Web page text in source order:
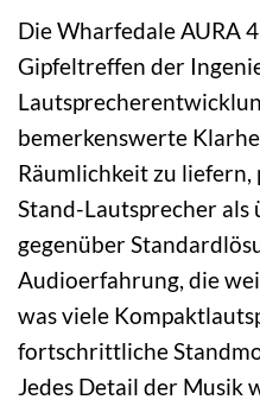
Die Wharfedale AURA
Gipfeltreffen der
bemerkenswerte
Räumlichkeit zu
Stand-Lautsprecher als
gegenüber
Audioerfahrung, die
was viele
fortschrittliche
Jedes Detail der Musik